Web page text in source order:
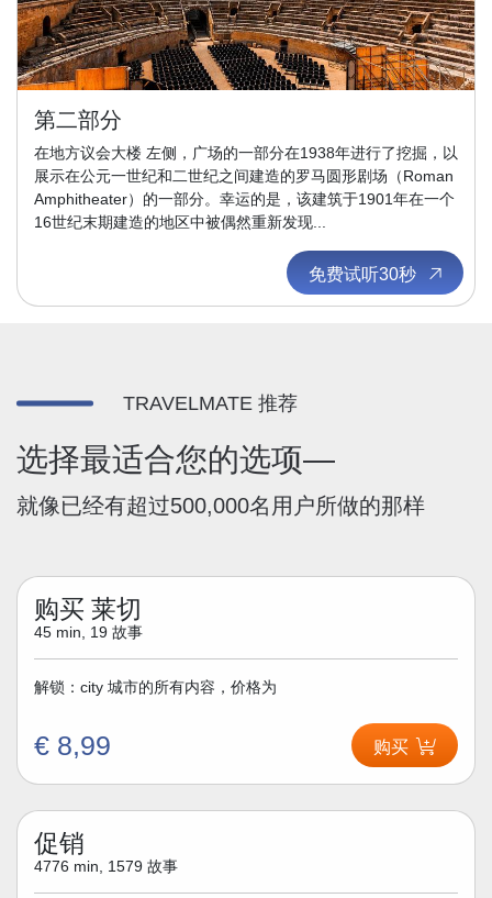
第二部分
在地方议会大楼 左侧，广场的一部分在1938年进行了挖掘，以
展示在公元一世纪和二世纪之间建造的罗马圆形剧场（Roman
Amphitheater）的一部分。幸运的是，该建筑于1901年在一个
16世纪末期建造的地区中被偶然重新发现...
免费试听30秒
TRAVELMATE 推荐
选择最适合您的选项—
就像已经有超过500,000名用户所做的那样
购买 莱切
45 min, 19 故事
解锁：city 城市的所有内容，价格为
€ 8,99 购买
促销
4776 min, 1579 故事